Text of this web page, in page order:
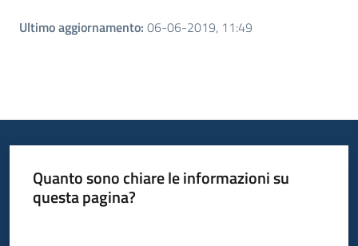
Ultimo aggiornamento: 06-06-2019, 11:49
Quanto sono chiare le informazioni su
questa pagina?